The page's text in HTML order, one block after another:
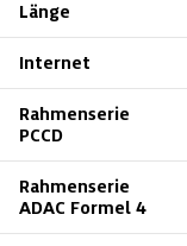
Länge
Internet
Rahmenserie
PCCD
Rahmenserie
ADAC Formel 4